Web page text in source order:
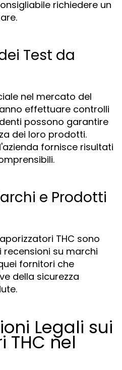
richiedere un
Test da
nel mercato del
effettuare controlli
possono garantire
dei loro prodotti.
fornisce risultati
e Prodotti
THC sono
recensioni su marchi
fornitori che
della sicurezza
Legali sui
THC nel